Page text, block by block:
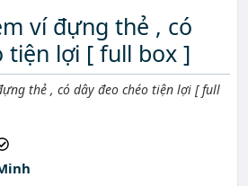
ví đựng thẻ , có
tiện lợi [ full box ]
thẻ , có dây đeo chéo tiện lợi [ full